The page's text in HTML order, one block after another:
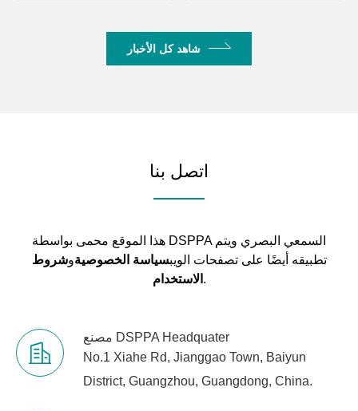
شاهد كل الأخبار
اتصل بنا
هذا الموقع محمى بواسطة DSPPA السمعي البصري ويتم
تطبيقه أيضًا على تصفحات الويبسياسة الخصوصيةوشروط
الاستخدام .
مصنع DSPPA Headquater
No.1 Xiahe Rd, Jianggao Town, Baiyun
District, Guangzhou, Guangdong, China.